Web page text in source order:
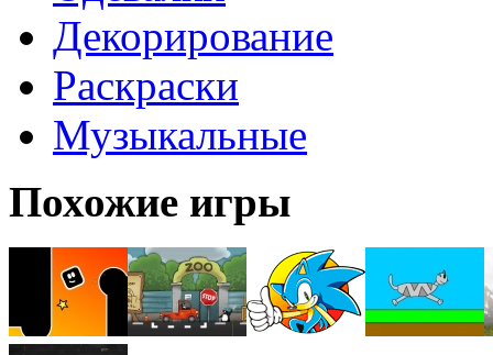
Декорирование
Раскраски
Музыкальные
Похожие игры